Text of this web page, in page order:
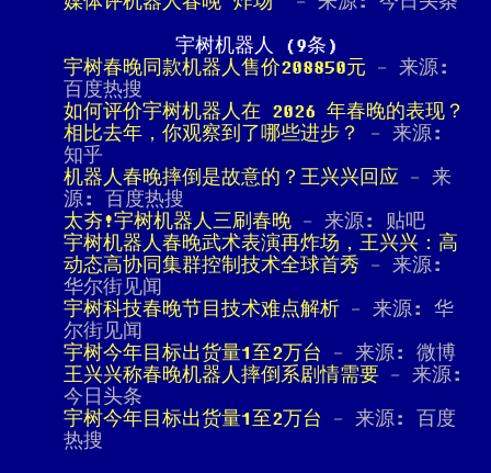
宇树机器人 (9条)
宇树春晚同款机器人售价208850元 - 来源:
百度热搜
如何评价宇树机器人在 2026 年春晚的表现？
相比去年，你观察到了哪些进步？
- 来源:
知乎
机器人春晚摔倒是故意的？王兴兴回应 - 来
源: 百度热搜
太夯!宇树机器人三刷春晚 - 来源: 贴吧
宇树机器人春晚武术表演再炸场，王兴兴：高
动态高协同集群控制技术全球首秀 - 来源:
华尔街见闻
宇树科技春晚节目技术难点解析 - 来源: 华
尔街见闻
宇树今年目标出货量1至2万台 - 来源: 微博
王兴兴称春晚机器人摔倒系剧情需要 - 来源:
今日头条
宇树今年目标出货量1至2万台 - 来源: 百度
热搜